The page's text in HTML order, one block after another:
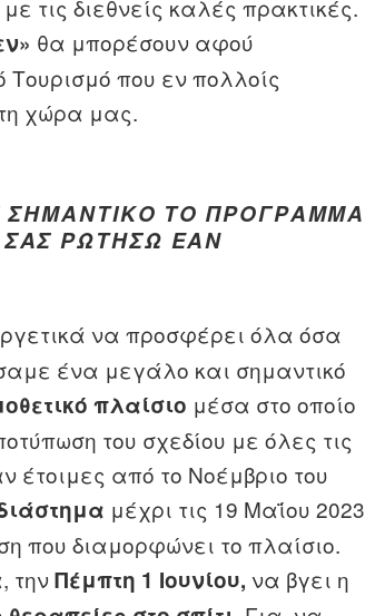
τις διεθνείς καλές πρακτικές.
θα μπορέσουν αφού
Τουρισμό που εν πολλοίς
χώρα μας.
ΣΗΜΑΝΤΙΚΌ ΤΟ ΠΡΌΓΡΑΜΜΑ
ΡΩΤΉΣΩ ΕΆΝ
να προσφέρει όλα όσα
ένα μεγάλο και σημαντικό
πλαίσιο μέσα στο οποίο
του σχεδίου με όλες τις
έτοιμες από το Νοέμβριο του
μέχρι τις 19 Μαΐου 2023
που διαμορφώνει το πλαίσιο.
τηνΠέμπτη 1 Ιουνίου, να βγει η